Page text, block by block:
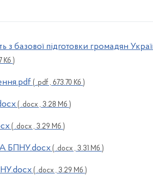
з базової підготовки громадян
Кб )
( .pdf , 673.70 Кб )
( .docx , 3.28 Мб )
( .docx , 3.29 Мб )
БПНУ.docx ( .docx , 3.31 Мб )
( .docx , 3.29 Мб )